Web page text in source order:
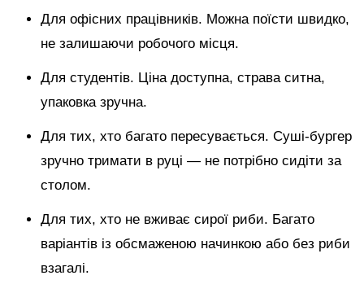
Для офісних працівників. Можна поїсти швидко,
не залишаючи робочого місця.
Для студентів. Ціна доступна, страва ситна,
упаковка зручна.
Для тих, хто багато пересувається. Суші-бургер
зручно тримати в руці — не потрібно сидіти за
столом.
Для тих, хто не вживає сирої риби. Багато
варіантів із обсмаженою начинкою або без риби
взагалі.